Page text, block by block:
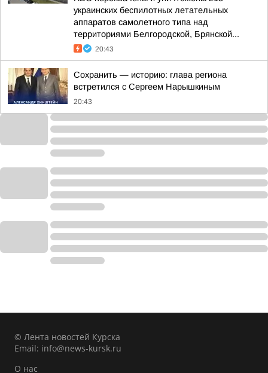
украинских беспилотных летательных
аппаратов самолетного типа над
территориями Белгородской, Брянской...
20:43
Сохранить — историю: глава региона
встретился с Сергеем Нарышкиным
20:43
© Лента новостей Курска
Email: info@news-kursk.ru
О нас